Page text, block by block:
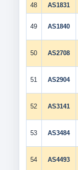
48 AS1831
49 AS1840
50 AS2708
51 AS2904
52 AS3141
53 AS3484
54 AS4493